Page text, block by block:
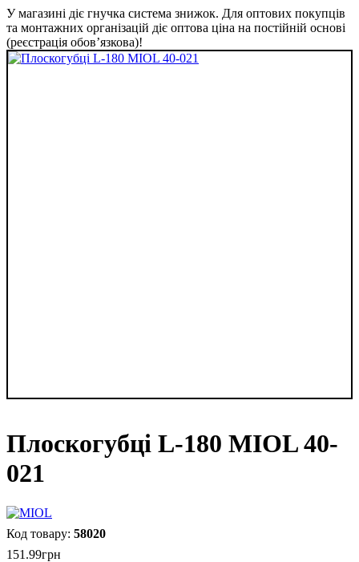
У магазині діє гнучка система знижок. Для оптових покупців
та монтажних організацій діє оптова ціна на постійній основі
(реєстрація обов’язкова)!
Плоскогубці L-180 MIOL 40-
021
58020
151 .99грн